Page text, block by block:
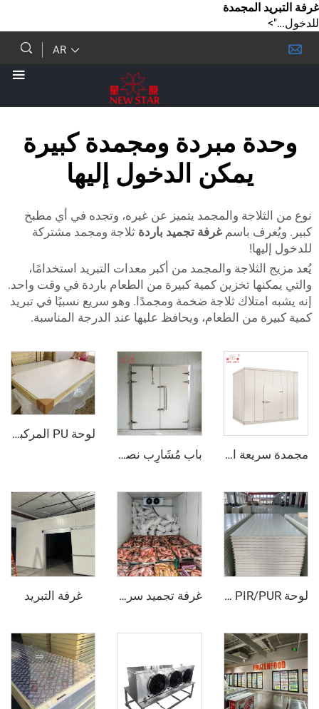
المجمدة
مبردة ومجمدة كبيرة
يمكن الدخول إليها
والمجمد يتميز عن غيره، وتجده في أي مطبخ
باسمغرفة تجميد باردةثلاجة ومجمد مشتركة
والمجمد من أكبر معدات التبريد استخدامًا،
تخزين كمية كبيرة من الطعام باردة في وقت واحد.
ثلاجة ضخمة ومجمدًا. وهو سريع نسبيًا في تبريد
من الطعام، ويحافظ عليها عند الدرجة المناسبة.
مجمدة سريعة الانفجار باب مُشَارِب نصف مدفون
لوحة PU المركبة من الفولاذ الملون
لوحة PIR/PUR المركبة غرفة تجميد سريع غرفة التبريد